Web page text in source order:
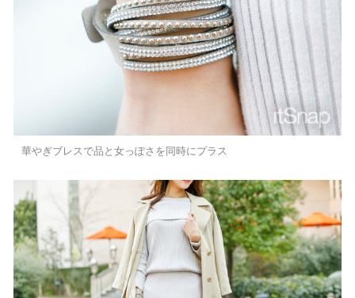
華やぎブレスで品と女っぽさを同時にプラス